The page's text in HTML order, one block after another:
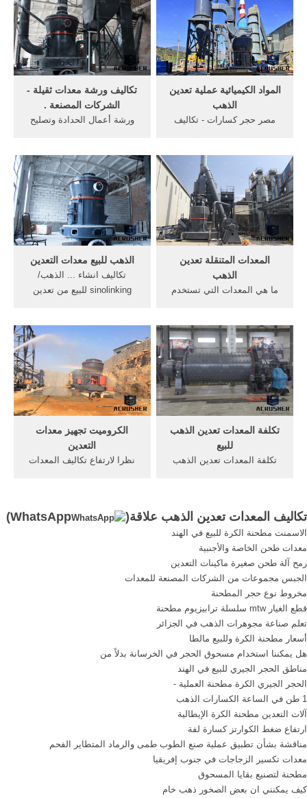
تكاليف ورشة معدات ثقيلة -
الشركات المصنعة .
ورشة أعمال الحدادة وتصليح
الذهب ...
المواد الكيميائية عملية تعدين
الذهب
مصر حجر كسارات - تكاليف
معالجة خام الذهب; ...
الذهب للبيع معدات التعدين
تكاليف انشاء ... الذهب/
sinolinking للبيع من تعدين
المعدات المتنقلة تعدين
الذهب
ما هي المعدات التي تستخدم
. ...
الكروميت تجهيز معدات
التعدين
نظرا لارتفاع تكاليف المعدات
تكلفة المعدات تعدين الذهب
للبيع
تكلفة المعدات تعدين الذهب
تكاليف المعدات تعدين الذهب علاقة( WhatsApp
)
الاسمنت مطحنة الكرة للبيع في الهند
معدات طحن الخاصة والأجنبية
رمح آلة طحن صغيرة ماكينات التعدين
الجبس مجموعات من الشركات المصنعة للمعدات
مخروط نوع حجر المطحنة
قطع الغيار mtw سلسلة ترابيزيوم مطحنة
تعلم صناعة مجوهرات الذهب في الجزائر
أسعار مطحنة الكرة وللبيع مالطا
هل يمكننا استخدام مسحوق الحجر في الخرسانة بدلاً من
مناطق الحجر الجيري للبيع في الهند
الحجر الجيري الكرة مطحنة العملية -
1 طن في الساعة الكسارات الذهب
آلات التعدين مطحنة الكرة الإيطالية
ارتفاع ضغط الكوارتز كسارة لفة
مناقشة بشأن تطبيق عملية صنع الطوب طمى والرماد المتطاير الفحم
معدات تكسير الزجاجات في جنوب إفريقيا
مطحنة لتصنيع بقايا المسحوق
كيف يمكنني ان بعض الصخور ذهب خام